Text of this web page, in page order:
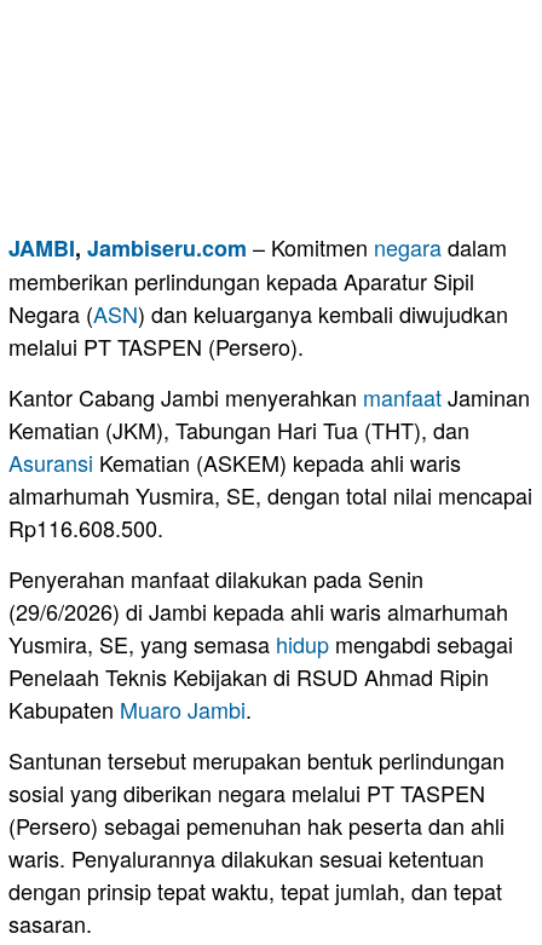
JAMBI, Jambiseru.com – Komitmen negaradalam
memberikan perlindungan kepada Aparatur Sipil
Negara (ASN) dan keluarganya kembali diwujudkan
melalui PT TASPEN (Persero).
Kantor Cabang Jambi menyerahkan manfaatJaminan
Kematian (JKM), Tabungan Hari Tua (THT), dan
Asuransi Kematian (ASKEM) kepada ahli waris
almarhumah Yusmira, SE, dengan total nilai mencapai
Rp116.608.500.
Penyerahan manfaat dilakukan pada Senin
(29/6/2026) di Jambi kepada ahli waris almarhumah
Yusmira, SE, yang semasa hidup mengabdi sebagai
Penelaah Teknis Kebijakan di RSUD Ahmad Ripin
Kabupaten Muaro Jambi.
Santunan tersebut merupakan bentuk perlindungan
sosial yang diberikan negara melalui PT TASPEN
(Persero) sebagai pemenuhan hak peserta dan ahli
waris. Penyalurannya dilakukan sesuai ketentuan
dengan prinsip tepat waktu, tepat jumlah, dan tepat
sasaran.